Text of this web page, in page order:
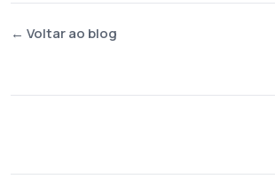
← Voltar ao blog